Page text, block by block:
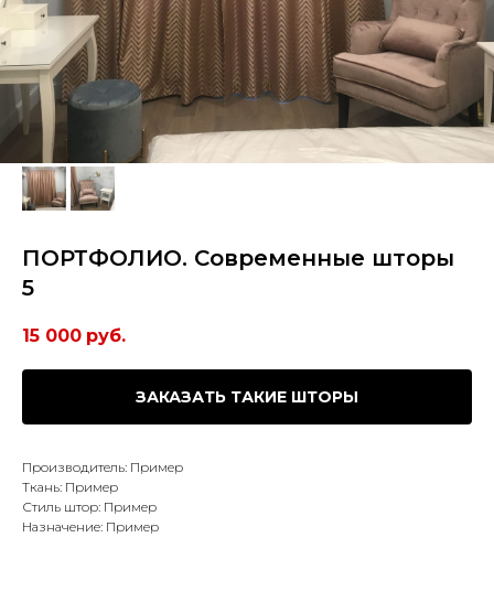
ПОРТФОЛИО. Современные шторы
5
15 000 руб.
ЗАКАЗАТЬ ТАКИЕ ШТОРЫ
Производитель: Пример
Ткань: Пример
Стиль штор: Пример
Назначение: Пример